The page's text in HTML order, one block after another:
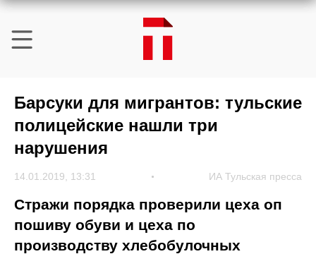
Барсуки для мигрантов: тульские
полицейские нашли три
нарушения
14.01.2019, 13:31 ИА Тульская пресса
Стражи порядка проверили цеха оп
пошиву обуви и цеха по
производству хлебобулочных